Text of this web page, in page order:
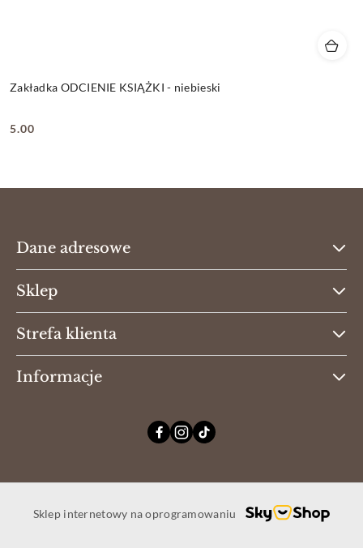
Zakładka ODCIENIE KSIĄŻKI - niebieski
Cena:
5.00
Dane adresowe
Sklep
Strefa klienta
Informacje
Sklep internetowy na oprogramowaniu